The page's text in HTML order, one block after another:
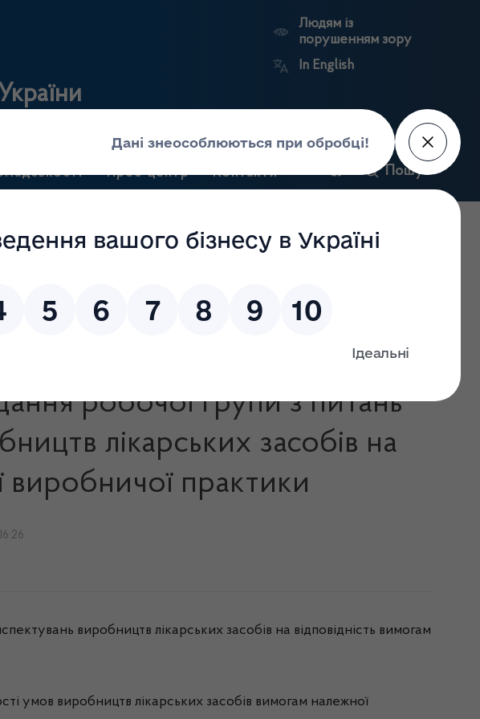
наркотиками
Людям із
порушенням зору
In English
Прес-центр Контакти Пошук
лікарських
Ринковий
Державні
Антикорупційний
портал
з питань оцінки результатів інспектувань виробництв лікарських
робочої групи з питань
лікарських засобів на
виробничої практики
виробництв лікарських засобів на відповідність вимогам
умов виробництв лікарських засобів вимогам належної